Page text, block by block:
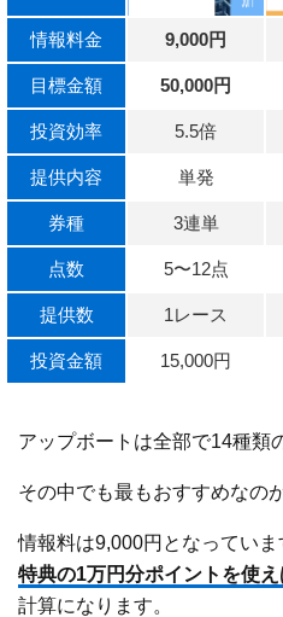
情報料金 9,000円
目標金額 50,000円
投資効率 5.5倍
提供内容 単発
券種 3連単
点数 5〜12点
提供数 1レース
投資金額 15,000円
アップボートは全部で14種類
その中でも最もおすすめなの
情報料は9,000円となっていま
特典の1万円分ポイントを使
計算になります。